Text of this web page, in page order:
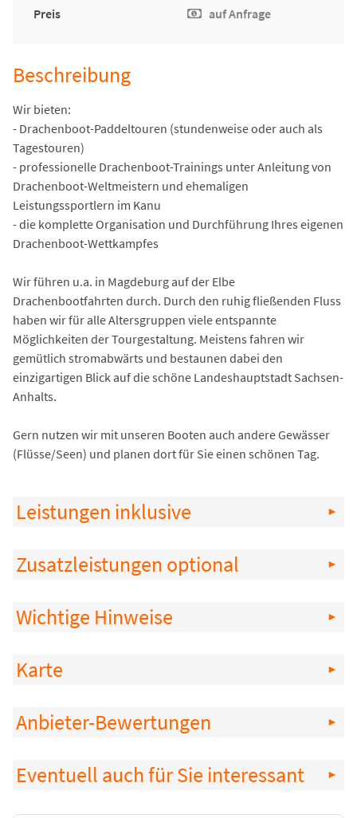
Preis
auf Anfrage
Beschreibung
Wir bieten:
- Drachenboot-Paddeltouren (stundenweise oder auch als
Tagestouren)
- professionelle Drachenboot-Trainings unter Anleitung von
Drachenboot-Weltmeistern und ehemaligen
Leistungssportlern im Kanu
- die komplette Organisation und Durchführung Ihres eigenen
Drachenboot-Wettkampfes
Wir führen u.a. in Magdeburg auf der Elbe
Drachenbootfahrten durch. Durch den ruhig fließenden Fluss
haben wir für alle Altersgruppen viele entspannte
Möglichkeiten der Tourgestaltung. Meistens fahren wir
gemütlich stromabwärts und bestaunen dabei den
einzigartigen Blick auf die schöne Landeshauptstadt Sachsen-
Anhalts.
Gern nutzen wir mit unseren Booten auch andere Gewässer
(Flüsse/Seen) und planen dort für Sie einen schönen Tag.
Leistungen inklusive
Zusatzleistungen optional
Wichtige Hinweise
Karte
Anbieter-Bewertungen
Eventuell auch für Sie interessant